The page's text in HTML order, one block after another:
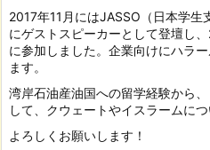
2017年11月にはJASSO（日本学
にゲストスピーカーとして登壇し
に参加しました。企業向けにハラ
ます。
湾岸石油産油国への留学経験から
して、クウェートやイスラームに
よろしくお願いします！